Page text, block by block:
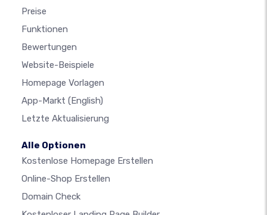
Preise
Funktionen
Bewertungen
Website-Beispiele
Homepage Vorlagen
App-Markt (English)
Letzte Aktualisierung
Alle Optionen
Kostenlose Homepage Erstellen
Online-Shop Erstellen
Domain Check